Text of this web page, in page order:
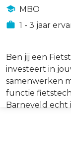
MBO
1 - 3 jaar
Ben jij een
investeert in
samenwerken
functie
Barneveld echt